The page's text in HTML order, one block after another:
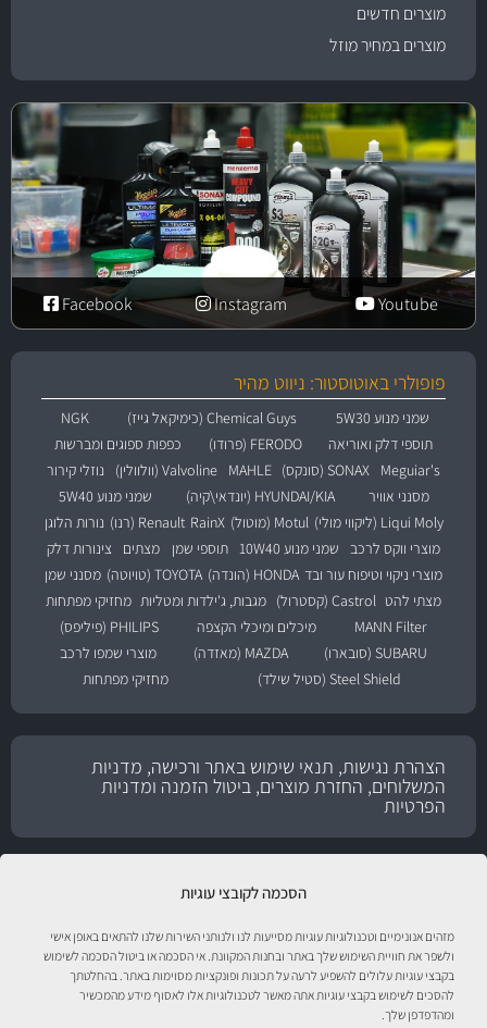
הסכמה לקובצי עוגיות
מזהים אנונימיים וטכנולוגיות עוגיות מסייעות לנו ולנותני השירות שלנו להתאים באופן אישי
ולשפר את חוויית השימוש שלך באתר ובחנות המקוונת. אי הסכמה או ביטול הסכמה לשימוש
בקבצי עוגיות עלולים להשפיע לרעה על תכונות ופונקציות מסוימות באתר. בהחלטתך
להסכים לשימוש בקבצי עוגיות אתה מאשר לטכנולוגיות אלו לאסוף מידע מהמכשיר
ומהדפדפן שלך.
מוצרים חדשים
מוצרים במחיר מוזל
Youtube
Instagram
Facebook
פופולרי באוטוסטור: ניווט מהיר
שמני מנוע 5W30 Chemical Guys (כימיקאל גייז)
NGK
תוספי דלק ואוריאה
FERODO (פרודו)
כפפות ספוגים ומברשות
Meguiar's
SONAX (סונקס) MAHLE Valvoline (וולוולין)
נוזלי קירור
מסנני אוויר
HYUNDAI/KIA (יונדאי\קיה)
שמני מנוע 5W40
Liqui Moly (ליקווי מולי)
Motul (מוטול) RainX Renault (רנו)
נורות הלוגן
מוצרי ווקס לרכב
שמני מנוע 10W40 תוספי שמן מצתים
צינורות דלק
מוצרי ניקוי וטיפוח עור ובד HONDA (הונדה) TOYOTA (טויוטה)
מסנני שמן
מצתי להט Castrol (קסטרול) מגבות, ג'ילדות ומטליות מחזיקי מפתחות
MANN Filter
מיכלים ומיכלי הקצפה
PHILIPS (פיליפס)
SUBARU (סובארו)
MAZDA (מאזדה)
מוצרי שמפו לרכב
Steel Shield (סטיל שילד)
מחזיקי מפתחות
הצהרת נגישות, תנאי שימוש באתר ורכישה, מדניות
המשלוחים, החזרת מוצרים, ביטול הזמנה ומדניות
הפרטיות